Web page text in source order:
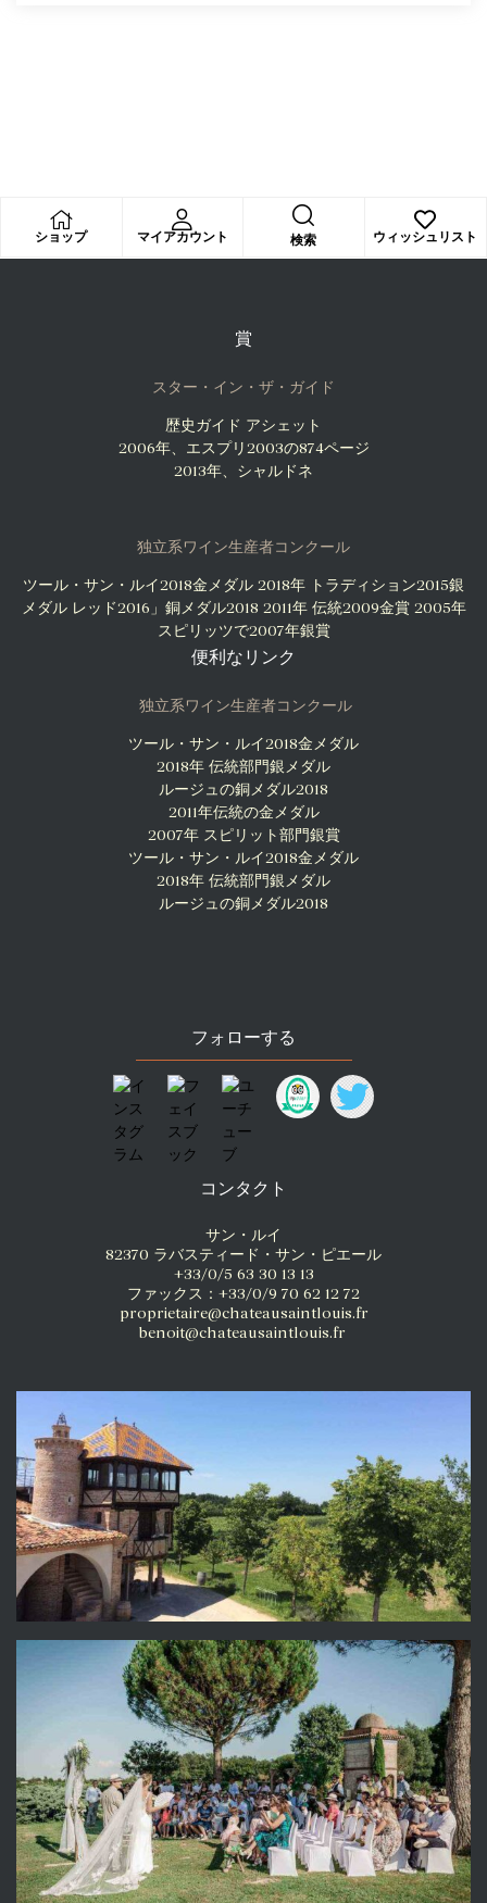
ショップ マイアカウント 検索 ウィッシュリスト
賞
スター・イン・ザ・ガイド
歴史ガイド アシェット
2006年、エスプリ2003の874ページ
2013年、シャルドネ
独立系ワイン生産者コンクール
ツール・サン・ルイ2018金メダル 2018年 トラディション2015銀
メダル レッド2016」銅メダル2018 2011年 伝統2009金賞 2005年
スピリッツで2007年銀賞
便利なリンク
独立系ワイン生産者コンクール
ツール・サン・ルイ2018金メダル
2018年 伝統部門銀メダル
ルージュの銅メダル2018
2011年伝統の金メダル
2007年 スピリット部門銀賞
ツール・サン・ルイ2018金メダル
2018年 伝統部門銀メダル
ルージュの銅メダル2018
フォローする
コンタクト
サン・ルイ
82370 ラバスティード・サン・ピエール
+33/0/5 63 30 13 13
ファックス：+33/0/9 70 62 12 72
proprietaire@chateausaintlouis.fr
benoit@chateausaintlouis.fr